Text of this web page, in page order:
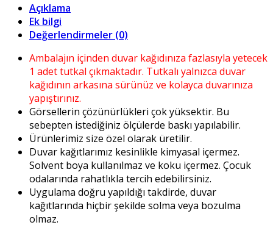
Açıklama
Ek bilgi
Değerlendirmeler (0)
Ambalajın içinden duvar kağıdınıza fazlasıyla yetecek
1 adet tutkal çıkmaktadır. Tutkalı yalnızca duvar
kağıdının arkasına sürünüz ve kolayca duvarınıza
yapıştırınız.
Görsellerin çözünürlükleri çok yüksektir. Bu
sebepten istediğiniz ölçülerde baskı yapılabilir.
Ürünlerimiz size özel olarak üretilir.
Duvar kağıtlarımız kesinlikle kimyasal içermez.
Solvent boya kullanılmaz ve koku içermez. Çocuk
odalarında rahatlıkla tercih edebilirsiniz.
Uygulama doğru yapıldığı takdirde, duvar
kağıtlarında hiçbir şekilde solma veya bozulma
olmaz.